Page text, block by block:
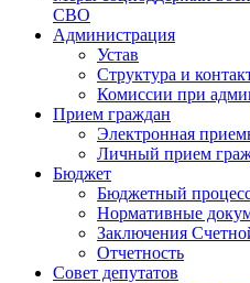
СВО
Администрация
Устав
Структура и
Комиссии при
Прием граждан
Электронная
Личный прием
Бюджет
Бюджетный
Нормативные
Заключения
Отчетность
Совет депутатов